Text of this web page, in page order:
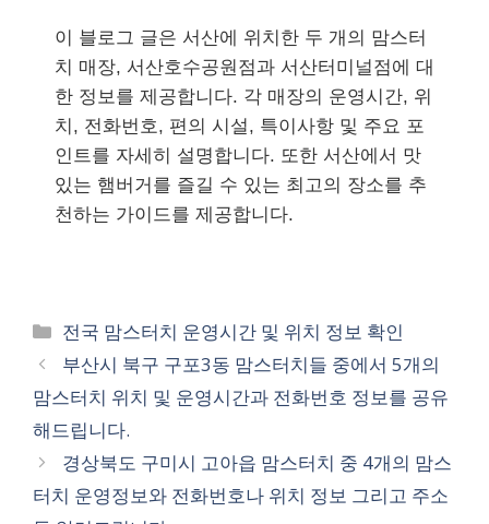
이 블로그 글은 서산에 위치한 두 개의 맘스터
치 매장, 서산호수공원점과 서산터미널점에 대
한 정보를 제공합니다. 각 매장의 운영시간, 위
치, 전화번호, 편의 시설, 특이사항 및 주요 포
인트를 자세히 설명합니다. 또한 서산에서 맛
있는 햄버거를 즐길 수 있는 최고의 장소를 추
천하는 가이드를 제공합니다.
카
테
고
리
전국 맘스터치 운영시간 및 위치 정보 확인
부산시 북구 구포3동 맘스터치들 중에서 5개의
맘스터치 위치 및 운영시간과 전화번호 정보를 공유
해드립니다.
경상북도 구미시 고아읍 맘스터치 중 4개의 맘스
터치 운영정보와 전화번호나 위치 정보 그리고 주소